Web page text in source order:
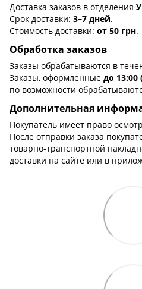
Доставка заказов в отделения
Срок доставки: 3–7 дней.
Стоимость доставки: от 50 грн.
Обработка заказов
Заказы обрабатываются в
Заказы, оформленные до
по возможности
Дополнительная
Покупатель имеет право
После отправки заказа
товарно-транспортной
доставки на сайте или в